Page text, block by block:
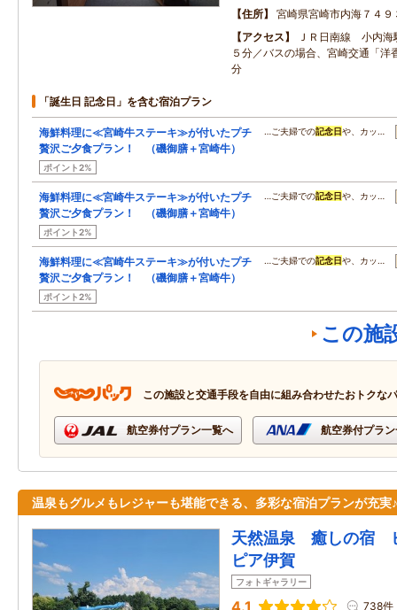
住所
宮崎県宮崎市内海７４９
アクセス
ＪＲ日南線 小内海
５分／バスの場合、宮崎交通「洋
分
「誕生日 記念日」を含む宿泊プラン
海鮮料理に≪宮崎牛ステーキ≫が付いたプチ
贅沢ご夕食プラン！ （磯御膳＋宮崎牛）
ポイント2%
…ご夫婦での記念日や、カッ…
海鮮料理に≪宮崎牛ステーキ≫が付いたプチ
贅沢ご夕食プラン！ （磯御膳＋宮崎牛）
ポイント2%
…ご夫婦での記念日や、カッ…
海鮮料理に≪宮崎牛ステーキ≫が付いたプチ
贅沢ご夕食プラン！ （磯御膳＋宮崎牛）
ポイント2%
…ご夫婦での記念日や、カッ…
この施
この施設と交通手段を自由に組み合わせたおトクな
航空券付プラン一覧へ 航空券付プラ
温泉もグルメもレジャーも堪能できる、多彩な宿泊プランが充実♪
天然温泉 癒しの宿
ピア伊賀
フォトギャラリー
738件